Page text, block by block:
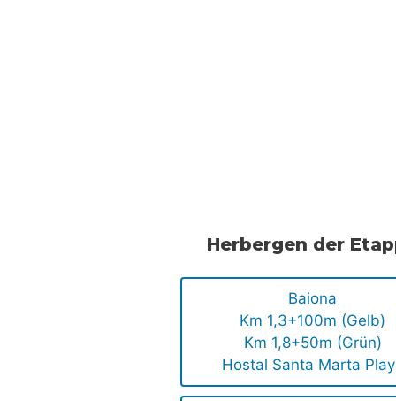
Herbergen der
Baiona
Km 1,3+100m (Gelb)
Km 1,8+50m (Grün)
Hostal Santa Marta